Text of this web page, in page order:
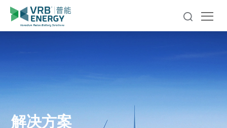
解决方案